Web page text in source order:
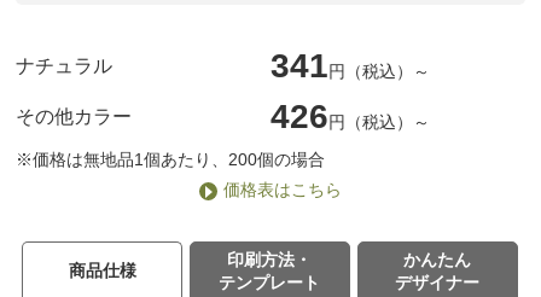
ナチュラル 341円（税込）～
その他カラー 426円（税込）～
※価格は無地品1個あたり、200個の場合
価格表はこちら
商品仕様
印刷方法・
テンプレート
かんたん
デザイナー